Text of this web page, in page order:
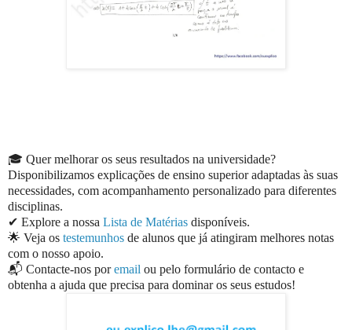
🎓 Quer melhorar os seus resultados na universidade?
Disponibilizamos explicações de ensino superior adaptadas às suas
necessidades, com acompanhamento personalizado para diferentes
disciplinas.
✔ Explore a nossa Lista de Matérias disponíveis.
🌟 Veja os testemunhos de alunos que já atingiram melhores notas
com o nosso apoio.
📬 Contacte-nos poremail ou pelo formulário de contacto e
obtenha a ajuda que precisa para dominar os seus estudos!